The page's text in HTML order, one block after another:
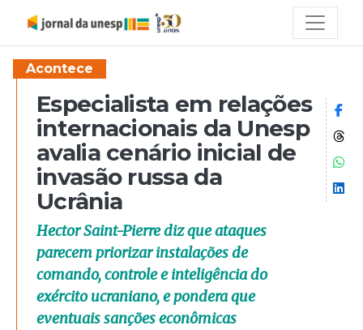
Acontece
Especialista em relações
internacionais da Unesp
avalia cenário inicial de
invasão russa da
Ucrânia
Hector Saint-Pierre diz que ataques
parecem priorizar instalações de
comando, controle e inteligência do
exército ucraniano, e pondera que
eventuais sanções econômicas